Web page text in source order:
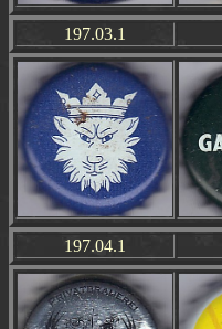
197.03.1
197.04.1